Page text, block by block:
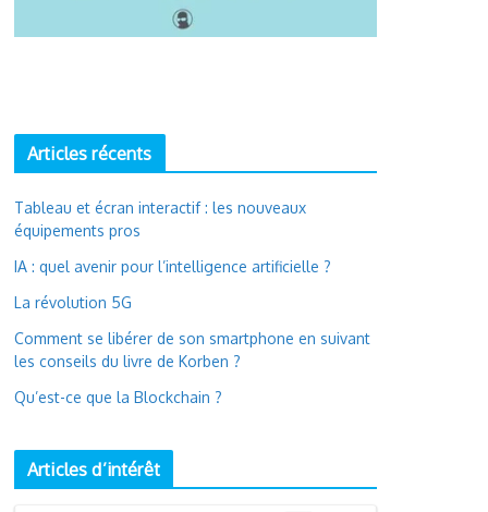
Articles récents
Tableau et écran interactif : les nouveaux
équipements pros
IA : quel avenir pour l’intelligence artificielle ?
La révolution 5G
Comment se libérer de son smartphone en suivant
les conseils du livre de Korben ?
Qu’est-ce que la Blockchain ?
Articles d’intérêt